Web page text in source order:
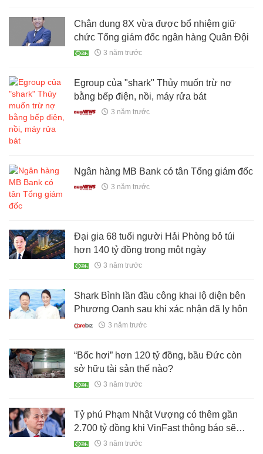
Chân dung 8X vừa được bổ nhiệm giữ
chức Tổng giám đốc ngân hàng Quân Đội
3 năm trước
Egroup của "shark" Thủy muốn trừ nợ
bằng bếp điện, nồi, máy rửa bát
3 năm trước
Ngân hàng MB Bank có tân Tổng giám đốc
3 năm trước
Đại gia 68 tuổi người Hải Phòng bỏ túi
hơn 140 tỷ đồng trong một ngày
3 năm trước
Shark Bình lần đầu công khai lộ diện bên
Phương Oanh sau khi xác nhận đã ly hôn
3 năm trước
“Bốc hơi” hơn 120 tỷ đồng, bầu Đức còn
sở hữu tài sản thế nào?
3 năm trước
Tỷ phú Phạm Nhật Vượng có thêm gần
2.700 tỷ đồng khi VinFast thông báo sẽ
niêm yết tại Mỹ
3 năm trước